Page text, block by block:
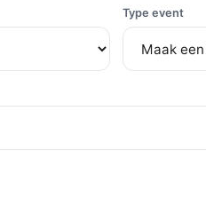
Type event